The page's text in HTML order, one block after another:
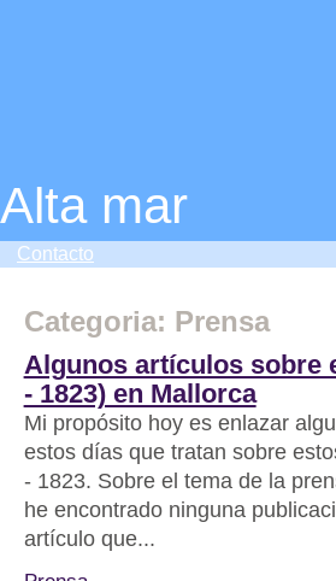
Alta mar
Contacto
Categoria: Prensa
Algunos artículos sobre
- 1823) en Mallorca
Mi propósito hoy es enlazar
estos días que tratan sobre
- 1823. Sobre el tema de la
he encontrado ninguna
artículo que...